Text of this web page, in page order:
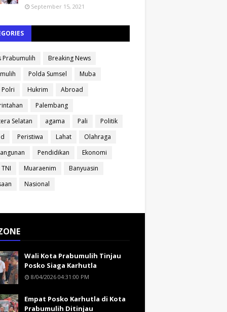
September 15, 2021
Prabumulih
Breaking News
Polda Sumsel
Muba
Hukrim
Abroad
Palembang
Selatan
agama Pali
Politik
Peristiwa Lahat
Olahraga
Pendidikan
Ekonomi
Muaraenim
Banyuasin
Nasional
Wali Kota Prabumulih Tinjau
Posko Siaga Karhutla
8/04/2026 04:31:00 PM
Empat Posko Karhutla di Kota
Prabumulih Ditinjau